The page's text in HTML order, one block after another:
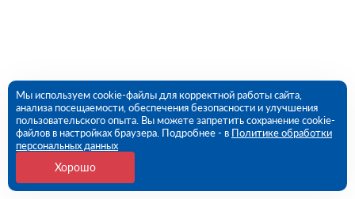
Мы используем cookie-файлы для корректной работы сайта,
анализа посещаемости, обеспечения безопасности и улучшения
пользовательского опыта. Вы можете запретить сохранение cookie-
файлов в настройках браузера. Подробнее - в Политике обработки
персональных данных
Хорошо